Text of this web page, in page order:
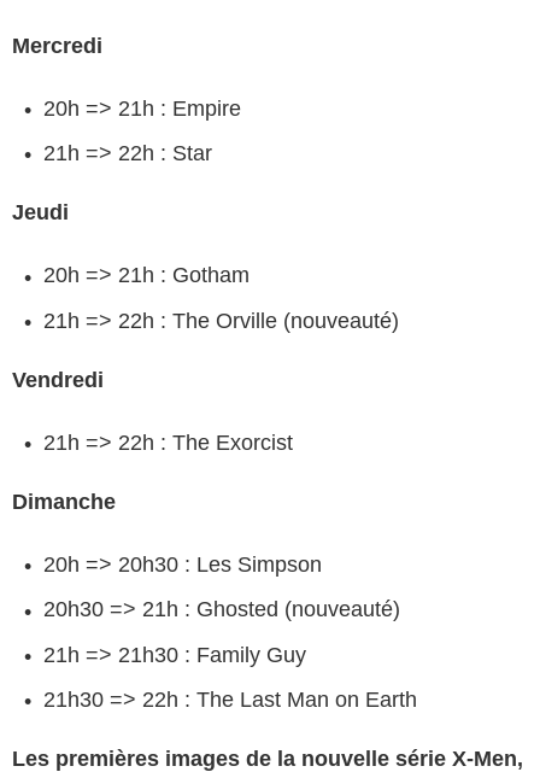
Mercredi
20h => 21h : Empire
21h => 22h : Star
Jeudi
20h => 21h : Gotham
21h => 22h : The Orville (nouveauté)
Vendredi
21h => 22h : The Exorcist
Dimanche
20h => 20h30 : Les Simpson
20h30 => 21h : Ghosted (nouveauté)
21h => 21h30 : Family Guy
21h30 => 22h : The Last Man on Earth
Les premières images de la nouvelle série X-Men,